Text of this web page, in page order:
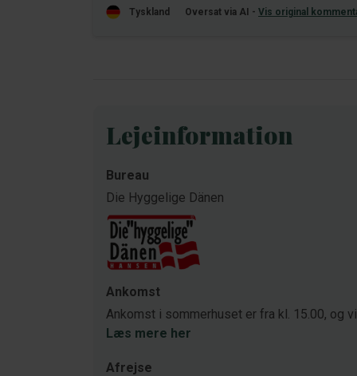
Tyskland Oversat via AI - Vis original
Lejeinformation
Bureau
Die Hyggelige Dänen
Ankomst
Ankomst i sommerhuset er fra kl. 15.00, og
Læs mere her
Afrejse